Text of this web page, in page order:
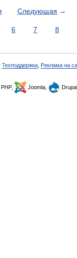
Следующая →
6 7 8
Техподдержка Реклама на
Joomla, Drupal,